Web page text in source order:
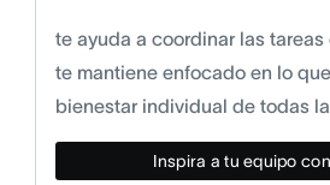
te ayuda a coordinar las
te mantiene enfocado en lo
bienestar individual de todas
Inspira a tu equipo